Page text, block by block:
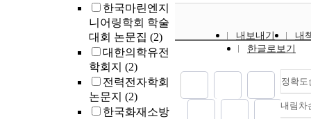
한국마린엔지
니어링학회 학술
대회 논문집 (2)
대한의학유전
학회지 (2)
전력전자학회
논문지 (2)
한국화재소방
내보내기
내
한글로보기
정확도
내림차